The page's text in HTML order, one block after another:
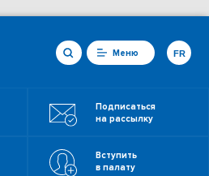
Меню
Подписаться
на рассылку
Вступить
в палату
FR